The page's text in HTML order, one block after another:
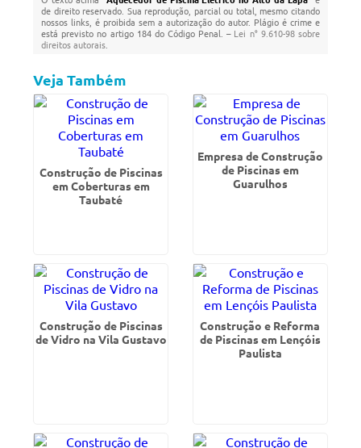
de direito reservado. Sua reprodução, parcial ou total, mesmo citando
nossos links, é proibida sem a autorização do autor. Plágio é crime e
está previsto no artigo 184 do Código Penal. – Lei n° 9.610-98 sobre
direitos autorais
Veja Também
Construção de Piscinas
em Coberturas em
Taubaté
Empresa de Construção
de Piscinas em
Guarulhos
Construção de Piscinas
de Vidro na Vila Gustavo
Construção e Reforma
de Piscinas em Lençóis
Paulista